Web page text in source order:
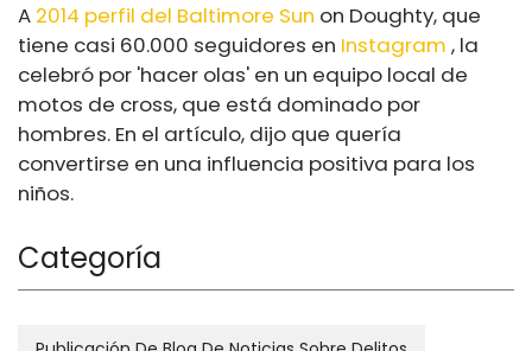
A 2014 perfil del Baltimore Sun on Doughty, que
tiene casi 60.000 seguidores en Instagram , la
celebró por 'hacer olas' en un equipo local de
motos de cross, que está dominado por
hombres. En el artículo, dijo que quería
convertirse en una influencia positiva para los
niños.
Categoría